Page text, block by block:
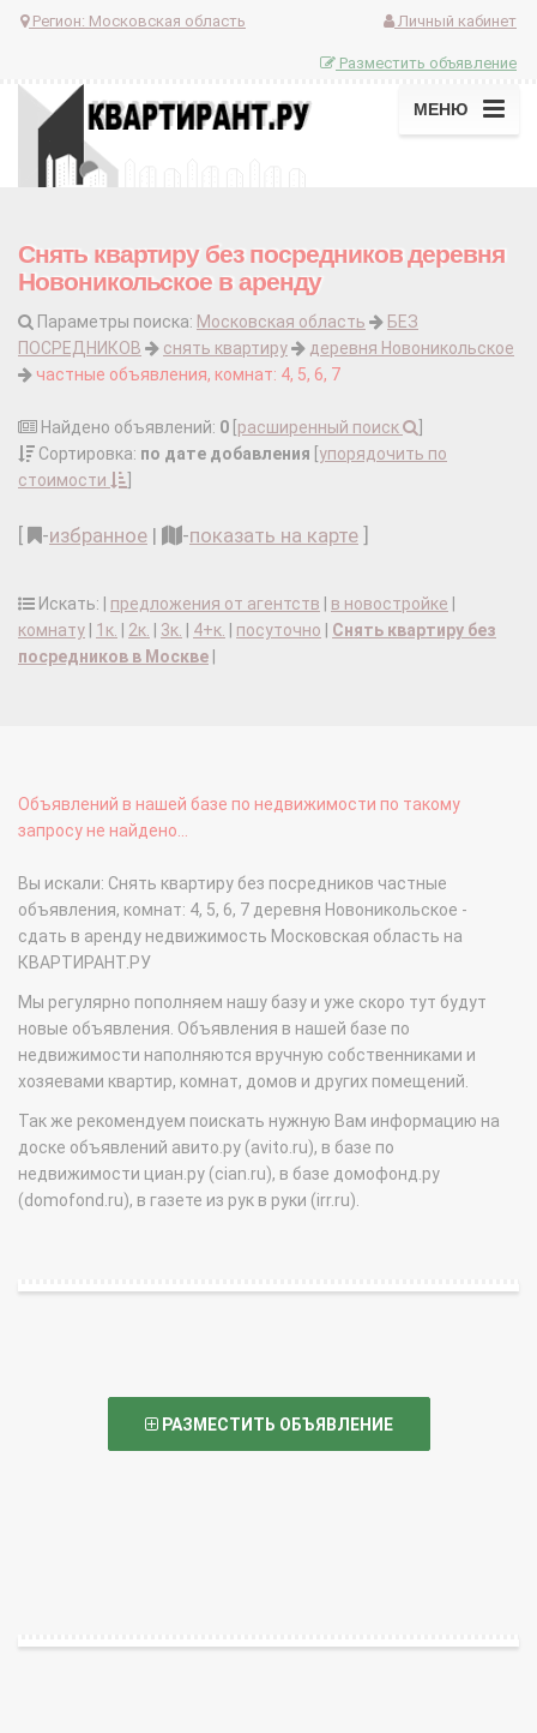
Регион: Московская область Личный кабинет
Разместить объявление
МЕНЮ
Снять квартиру без посредников деревня
Новоникольское в аренду
Параметры поиска: Московская область
БЕЗ
ПОСРЕДНИКОВ
снять квартиру
деревня Новоникольское
частные объявления, комнат: 4, 5, 6, 7
Найдено объявлений: 0 расширенный поиск
Сортировка: по дате добавления упорядочить по
стоимости
-избранное | -показать на карте
Искать: | предложения от агентств в новостройке
комнату
1к. 2к. 3к. 4+к. посуточно
Снять квартиру без
посредников в Москве
Объявлений в нашей базе по недвижимости по такому
запросу не найдено...
Вы искали: Снять квартиру без посредников частные
объявления, комнат: 4, 5, 6, 7 деревня Новоникольское -
сдать в аренду недвижимость Московская область на
КВАРТИРАНТ.РУ
Мы регулярно пополняем нашу базу и уже скоро тут будут
новые объявления. Объявления в нашей базе по
недвижимости наполняются вручную собственниками и
хозяевами квартир, комнат, домов и других помещений.
Так же рекомендуем поискать нужную Вам информацию на
доске объявлений авито.ру (avito.ru), в базе по
недвижимости циан.ру (cian.ru), в базе домофонд.ру
(domofond.ru), в газете из рук в руки (irr.ru).
РАЗМЕСТИТЬ ОБЪЯВЛЕНИЕ